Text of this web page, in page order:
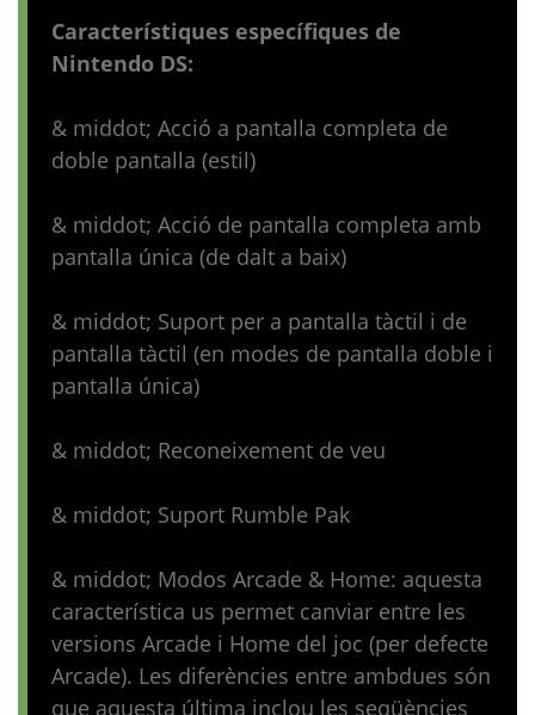
Característiques específiques de
Nintendo DS:
& middot; Acció a pantalla completa de
doble pantalla (estil)
& middot; Acció de pantalla completa amb
pantalla única (de dalt a baix)
& middot; Suport per a pantalla tàctil i de
pantalla tàctil (en modes de pantalla doble i
pantalla única)
& middot; Reconeixement de veu
& middot; Suport Rumble Pak
& middot; Modos Arcade & Home: aquesta
característica us permet canviar entre les
versions Arcade i Home del joc (per defecte
Arcade). Les diferències entre ambdues són
que aquesta última inclou les seqüències